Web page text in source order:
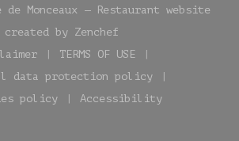
de Monceaux — Restaurant website
created by Zenchef
TERMS OF USE
data protection policy
((opens in a new window))
policy
((opens in a new window))
Accessibility
((opens in a new